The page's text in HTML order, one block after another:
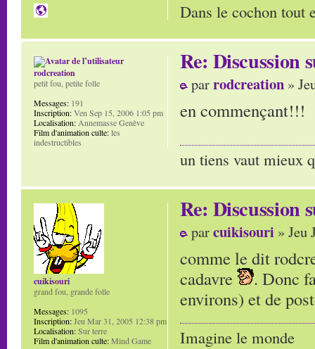
Dans le cochon tout
Re: Discussion
parrodcreation »
en commençant!!!
un tiens vaut mieux
rodcreation
petit fou, petite folle
Messages: 191
Inscription:Ven Sep 15, 2006 1:05 pm
Localisation:Annemasse Genève
Film d'animation culte:les
indestructibles
Re: Discussion
parcuikisouri » Jeu
comme le dit
cadavre
. Donc
environs) et de
Imagine le monde
cuikisouri
grand fou, grande folle
Messages: 1095
Inscription:Jeu Mar 31, 2005 12:38 pm
Localisation:Sur terre
Film d'animation culte:Mind Game